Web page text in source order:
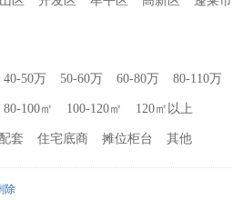
40-50万 50-60万 60-80万 80-110万
80-100㎡ 100-120㎡ 120㎡以上
套 住宅底商 摊位柜台 其他
除